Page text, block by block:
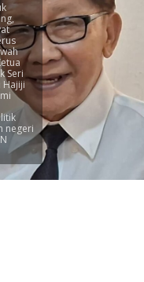
Seri
Hajiji
negeri